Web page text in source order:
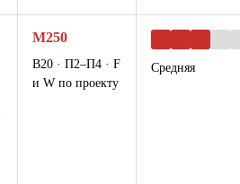
М250
В20 · П2–П4 · F
и W по проекту
Средняя